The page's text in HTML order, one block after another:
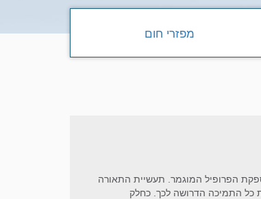
מפזרי חום
הפרופיל המוגמר. תעשיית התאורה
כל התמיכה הדרושה לכך. כחלק